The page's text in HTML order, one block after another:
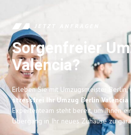
JETZT ANFRAGEN
Sorgenfreier
Valencia?
Erleben Sie mit Umzugsmeister Berlin,
stressfrei Ihr Umzug Berlin Valencia
Expertenteam steht bereit, um Ihnen
Übergang in Ihr neues Zuhause zu